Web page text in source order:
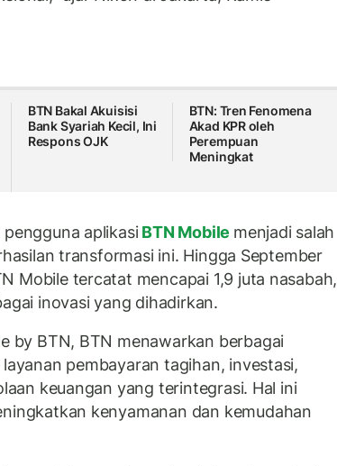
BTN Bakal Akuisisi
Bank Syariah Kecil, Ini
Respons OJK
BTN: Tren Fenomena
Akad KPR oleh
Perempuan
Meningkat
aplikasiBTN Mobile menjadi salah
transformasi ini. Hingga September
Mobile tercatat mencapai 1,9 juta nasabah,
inovasi yang dihadirkan.
by BTN, BTN menawarkan berbagai
pembayaran tagihan, investasi,
keuangan yang terintegrasi. Hal ini
kenyamanan dan kemudahan